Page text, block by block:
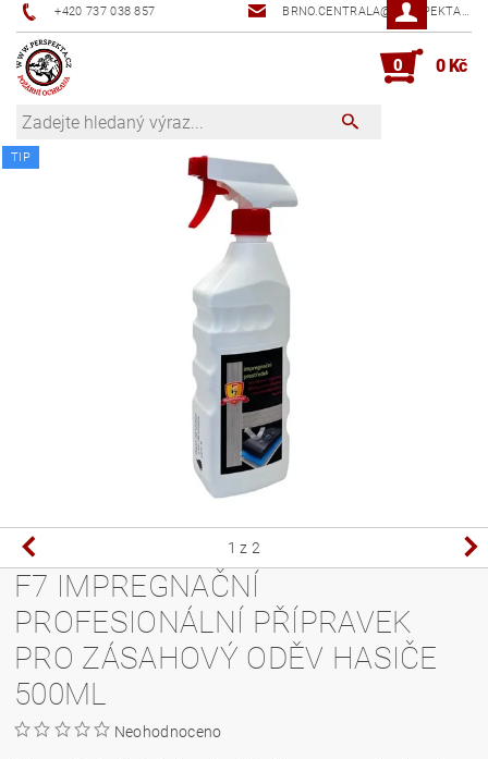
+420 737 038 857 BRNO.CENTRALA@PERSPEKTA.CZ
0 0 Kč
TIP
1 z 2
F7 IMPREGNAČNÍ
PROFESIONÁLNÍ PŘÍPRAVEK
PRO ZÁSAHOVÝ ODĚV HASIČE
500ML
Neohodnoceno